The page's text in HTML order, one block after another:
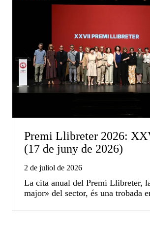
Premi Llibreter 2026:
(17 de juny de 2026)
2 de juliol de 2026
La cita anual del Premi Llibreter,
major» del sector, és una trobada